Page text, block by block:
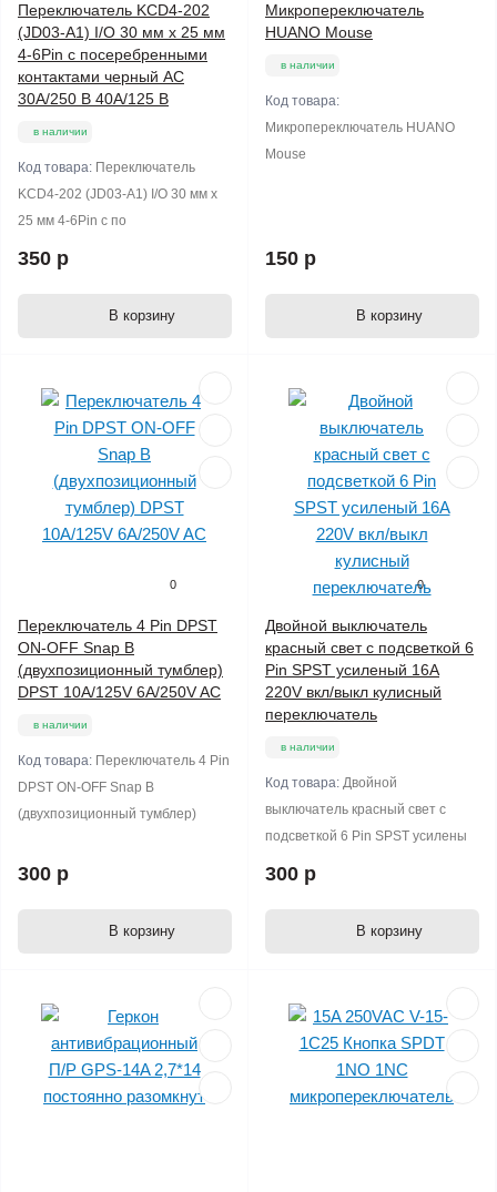
Переключатель KCD4-202
(JD03-A1) I/O 30 мм x 25 мм
4-6Pin с посеребренными
контактами черный AC
30A/250 В 40A/125 В
в наличии
Код товара: Переключатель
KCD4-202 (JD03-A1) I/O 30 мм x
25 мм 4-6Pin с по
350 р
В корзину
Микропереключатель
HUANO Mouse
в наличии
Код товара:
Микропереключатель HUANO
Mouse
150 р
В корзину
0
Переключатель 4 Pin DPST
ON-OFF Snap В
(двухпозиционный тумблер)
DPST 10A/125V 6A/250V AC
в наличии
Код товара: Переключатель 4 Pin
DPST ON-OFF Snap В
(двухпозиционный тумблер)
300 р
В корзину
0
Двойной выключатель
красный свет с подсветкой 6
Pin SPST усиленый 16А
220V вкл/выкл кулисный
переключатель
в наличии
Код товара: Двойной
выключатель красный свет с
подсветкой 6 Pin SPST усилены
300 р
В корзину